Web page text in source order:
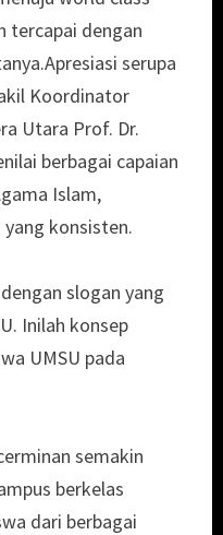
tercapai dengan
serupa
Koordinator
Utara Prof. Dr.
berbagai capaian
Islam,
konsisten.
slogan yang
Inilah konsep
UMSU pada
semakin
berkelas
dari berbagai